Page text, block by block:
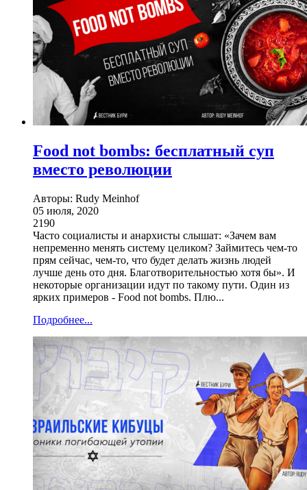
Food not bombs: бесплатный суп
вместо революции
Авторы: Rudy Meinhof
05 июля, 2020
2190
Часто социалисты и анархисты слышат: «Зачем вам
непременно менять систему целиком? Займитесь чем-то
прям сейчас, чем-то, что будет делать жизнь людей
лучше день ото дня. Благотворительностью хотя бы». И
некоторые организации идут по такому пути. Один из
ярких примеров - Food not bombs. Плю...
Подробнее...